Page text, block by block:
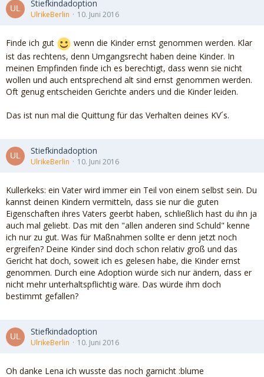
Stiefkindadoption
UlrikeBerlin 10. Juni 2016
Finde ich gut
wenn die Kinder ernst genommen werden. Klar
ist das rechtens, denn Umgangsrecht haben deine Kinder. In
meinen Empfinden finde ich es berechtigt, dass wenn sie nicht
wollen und auch entsprechend alt sind ernst genommen werden.
Oft genug entscheiden Gerichte anders und die Kinder leiden.
Das ist nun mal die Quittung für das Verhalten deines KV´s.
Stiefkindadoption
UlrikeBerlin 10. Juni 2016
Kullerkeks: ein Vater wird immer ein Teil von einem selbst sein. Du
kannst deinen Kindern vermitteln, dass sie nur die guten
Eigenschaften ihres Vaters geerbt haben, schließlich hast du ihn ja
auch mal geliebt. Das mit den "allen anderen sind Schuld" kenne
ich nur zu gut. Was für Maßnahmen sollte er denn jetzt noch
ergreifen? Deine Kinder sind doch schon relativ groß und das
Gericht hat doch, soweit ich es gelesen habe, die Kinder ernst
genommen. Durch eine Adoption würde sich nur ändern, dass er
nicht mehr unterhaltspflichtig wäre. Das würde ihm doch
bestimmt gefallen?
Stiefkindadoption
UlrikeBerlin 10. Juni 2016
Oh danke Lena ich wusste das noch garnicht :blume